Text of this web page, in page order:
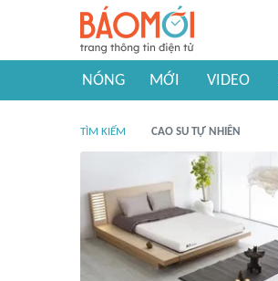
NÓNG MỚI VIDEO
TÌM KIẾM CAO SU TỰ NHIÊN